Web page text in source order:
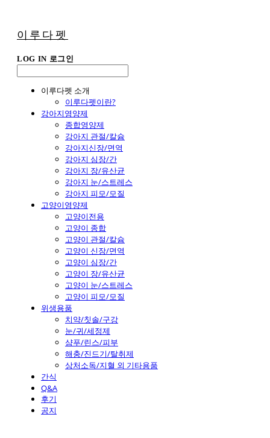
이루다펫
LOG IN 로그인
이루다펫 소개
이루다펫이란?
강아지영양제
종합영양제
강아지 관절/칼슘
강아지신장/면역
강아지 심장/간
강아지 장/유산균
강아지 눈/스트레스
강아지 피모/모질
고양이영양제
고양이전용
고양이 종합
고양이 관절/칼슘
고양이 신장/면역
고양이 심장/간
고양이 장/유산균
고양이 눈/스트레스
고양이 피모/모질
위생용품
치약/칫솔/구강
눈/귀/세정제
샴푸/린스/피부
해충/진드기/탈취제
상처소독/지혈 외 기타용품
간식
Q&A
후기
공지